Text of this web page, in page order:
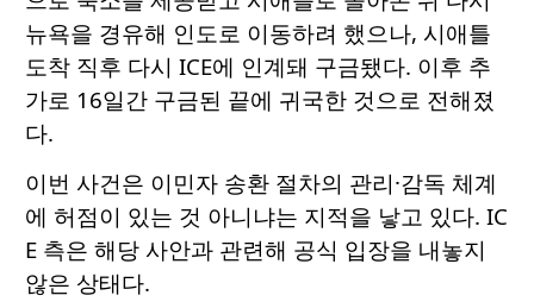
뉴욕을 경유해 인도로 이동하려 했으나, 시애틀
도착 직후 다시 ICE에 인계돼 구금됐다. 이후 추
가로 16일간 구금된 끝에 귀국한 것으로 전해졌
다.
이번 사건은 이민자 송환 절차의 관리·감독 체계
에 허점이 있는 것 아니냐는 지적을 낳고 있다. IC
E 측은 해당 사안과 관련해 공식 입장을 내놓지
않은 상태다.